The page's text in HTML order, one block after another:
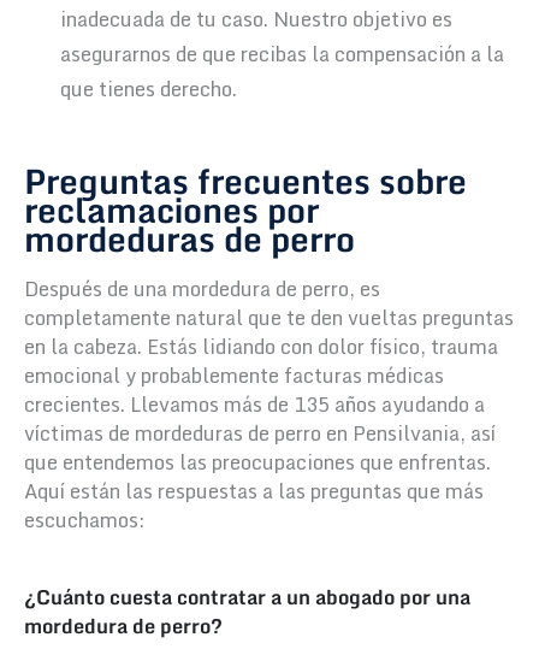
inadecuada de tu caso. Nuestro objetivo es
asegurarnos de que recibas la compensación a la
que tienes derecho.
Preguntas frecuentes sobre
reclamaciones por
mordeduras de perro
Después de una mordedura de perro, es
completamente natural que te den vueltas preguntas
en la cabeza. Estás lidiando con dolor físico, trauma
emocional y probablemente facturas médicas
crecientes. Llevamos más de 135 años ayudando a
víctimas de mordeduras de perro en Pensilvania, así
que entendemos las preocupaciones que enfrentas.
Aquí están las respuestas a las preguntas que más
escuchamos:
¿Cuánto cuesta contratar a un abogado por una
mordedura de perro?